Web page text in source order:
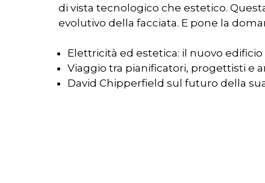
di vista tecnologico che estetico.
evolutivo della facciata. E pone la
Elettricità ed estetica: il nuovo edificio
Viaggio tra pianificatori, progettisti e
David Chipperfield sul futuro della